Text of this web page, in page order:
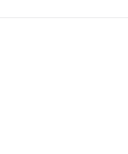
uden håndtag. Ikke